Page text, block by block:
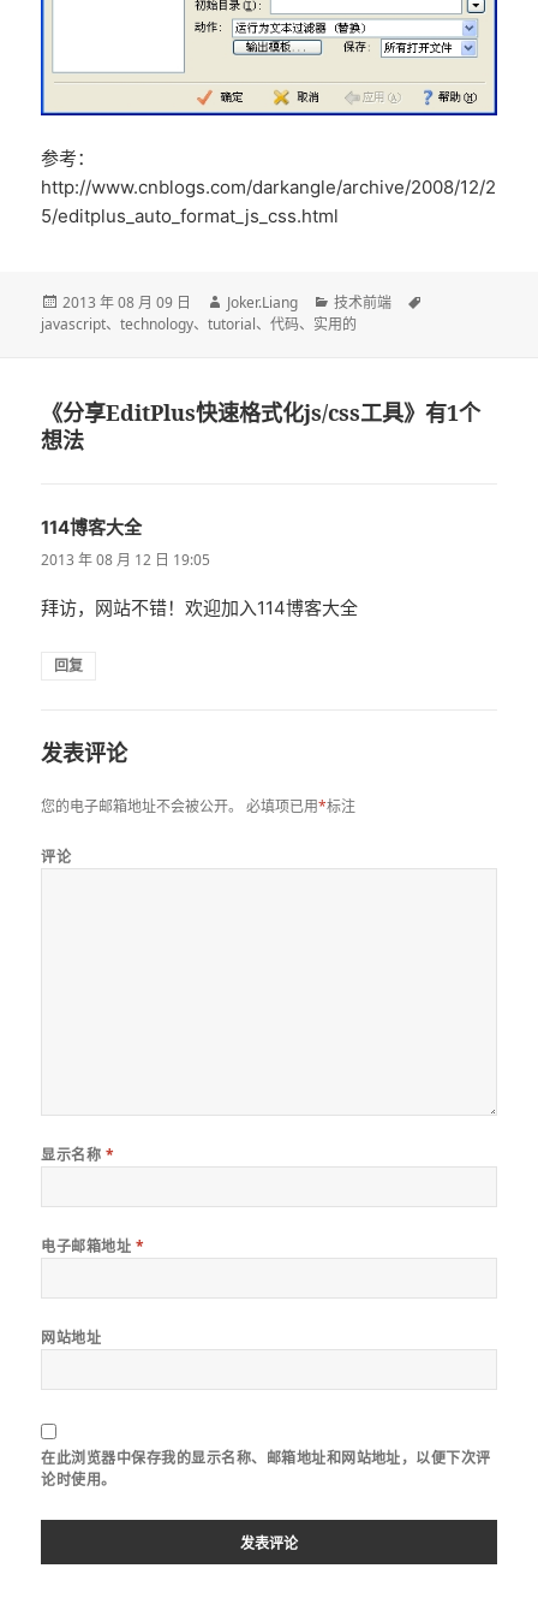
参考：
http://www.cnblogs.com/darkangle/archive/2008/12/2
5/editplus_auto_format_js_css.html
发
布
2013 年 08 月 09 日
作
者
Joker.Liang
分
类
技术前端
javascript、technology、tutorial、代码、 实用的
《分享EditPlus快速格式化js/css工具》有1个
想法
114博客大全说
道：
2013 年 08 月 12 日 19:05
拜访，网站不错！欢迎加入114博客大全
回复
发表评论
您的电子邮箱地址不会被公开。 必填项已用*标注
评论
显示名称 *
电子邮箱地址 *
网站地址
在此浏览器中保存我的显示名称、邮箱地址和网站地址，以便下次评
论时使用。